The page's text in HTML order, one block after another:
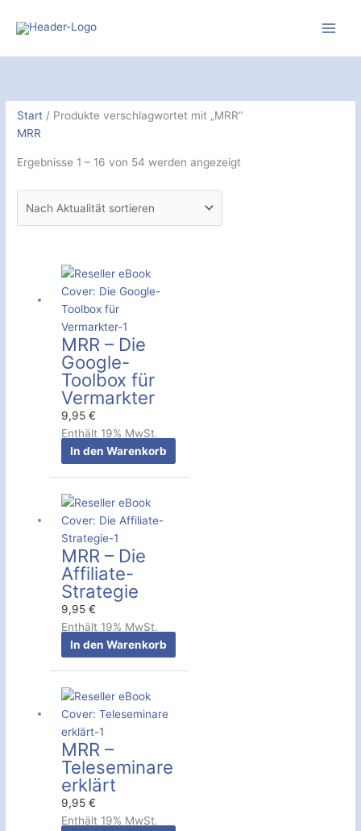
Inhalt
Start / Produkte verschlagwortet mit „MRR“
MRR
Ergebnisse 1 – 16 von 54 werden angezeigt
sortiert
MRR – Die
Google-
Toolbox für
Vermarkter
9,95 €
Enthält 19% MwSt.
In den Warenkorb
MRR – Die
Affiliate-
Strategie
9,95 €
Enthält 19% MwSt.
In den Warenkorb
MRR –
Teleseminare
erklärt
9,95 €
Enthält 19% MwSt.